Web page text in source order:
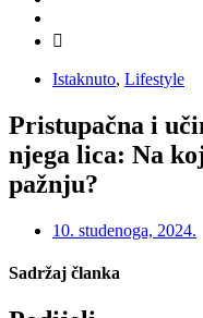
Istaknuto, Lifestyle
Pristupačna i
njega lica: Na
pažnju?
10. studenoga, 2024.
Sadržaj članka